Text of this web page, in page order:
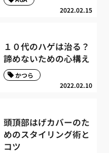
2022.02.15
１０代のハゲは治る？
諦めないための心構え
2022.02.10
かつら
頭頂部はげカバーのた
めのスタイリング術と
コツ